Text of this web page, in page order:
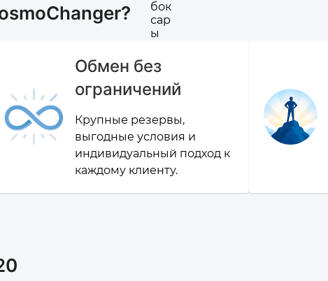
Обмен без
ограничений
Крупные резервы,
выгодные условия и
индивидуальный подход к
каждому клиенту.